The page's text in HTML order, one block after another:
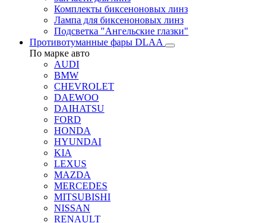
Комплекты биксеноновых линз
Лампа для биксеноновых линз
Подсветка "Ангельские глазки"
Противотуманные фары DLAA
По марке авто
AUDI
BMW
CHEVROLET
DAEWOO
DAIHATSU
FORD
HONDA
HYUNDAI
KIA
LEXUS
MAZDA
MERCEDES
MITSUBISHI
NISSAN
RENAULT